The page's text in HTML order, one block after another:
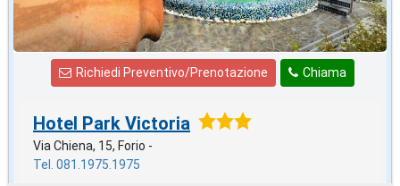
Chiama
Richiedi Preventivo/Prenotazione
Hotel Park Victoria
Via Chiena, 15, Forio -
Tel. 081.1975.1975